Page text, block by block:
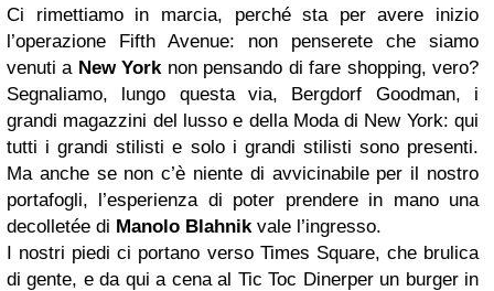
Ci rimettiamo in marcia, perché sta per avere inizio
l’operazione Fifth Avenue: non penserete che siamo
venuti a New York non pensando di fare shopping, vero?
Segnaliamo, lungo questa via, Bergdorf Goodman, i
grandi magazzini del lusso e della Moda di New York: qui
tutti i grandi stilisti e solo i grandi stilisti sono presenti.
Ma anche se non c’è niente di avvicinabile per il nostro
portafogli, l’esperienza di poter prendere in mano una
decolletée di Manolo Blahnik vale l’ingresso.
I nostri piedi ci portano verso Times Square, che brulica
di gente, e da qui a cena al Tic Toc Dinerper un burger in